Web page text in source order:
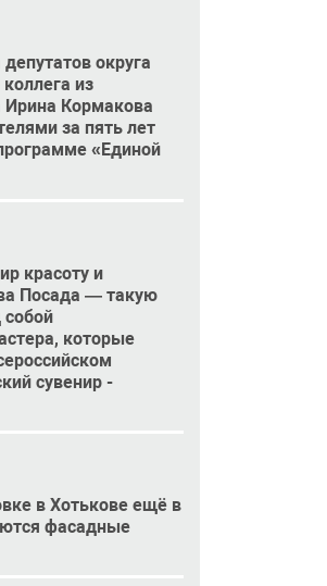
округа
из
Ирина Кормакова
за пять лет
«Единой
красоту и
Посада — такую
собой
которые
сувенир -
в Хотькове ещё в
фасадные